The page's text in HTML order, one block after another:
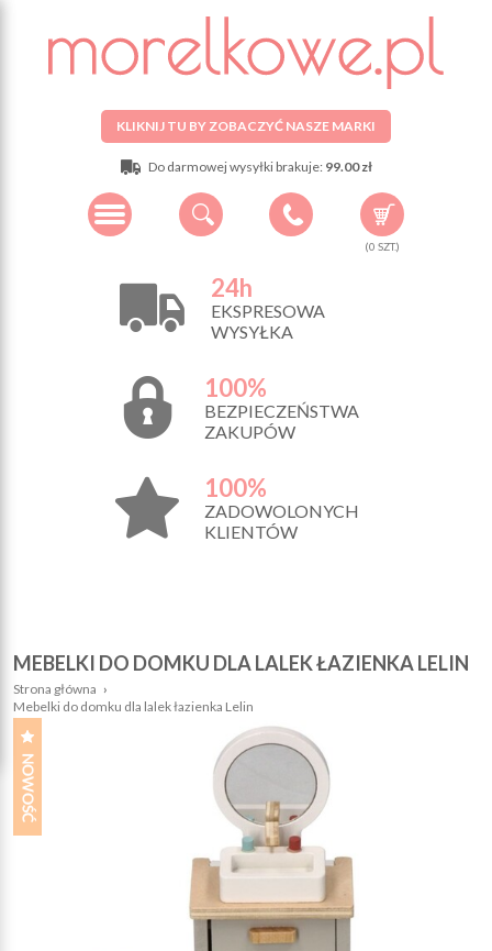
KLIKNIJ TU BY ZOBACZYĆ NASZE MARKI
Do darmowej wysyłki brakuje: 99.00 zł
(0 SZT.)
24h
EKSPRESOWA
WYSYŁKA
100%
BEZPIECZEŃSTWA
ZAKUPÓW
100%
ZADOWOLONYCH
KLIENTÓW
MEBELKI DO DOMKU DLA LALEK ŁAZIENKA LELIN
Strona główna ›
Mebelki do domku dla lalek łazienka Lelin